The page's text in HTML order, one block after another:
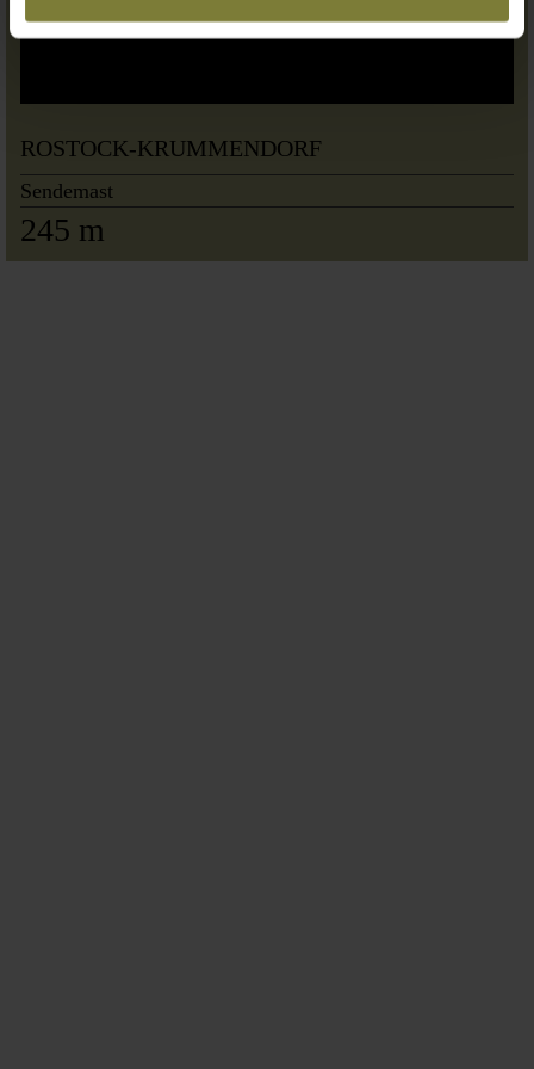
ROSTOCK-KRUMMENDORF
Sendemast
245 m